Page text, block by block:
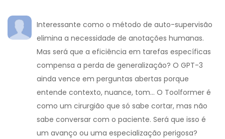
Interessante como o método de auto-supervisão
elimina a necessidade de anotações humanas.
Mas será que a eficiência em tarefas específicas
compensa a perda de generalização? O GPT-3
ainda vence em perguntas abertas porque
entende contexto, nuance, tom... O Toolformer é
como um cirurgião que só sabe cortar, mas não
sabe conversar com o paciente. Será que isso é
um avanço ou uma especialização perigosa?